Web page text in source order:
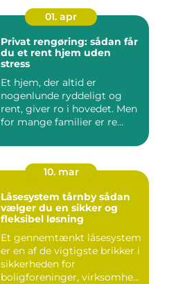
01. apr
Privat rengøring: sådan får
du et rent hjem uden
stress
Et hjem, der altid er
nogenlunde ryddeligt og
rent, giver ro i hovedet. Men
for mange familier er re...
10. mar
Låsesystem tårnby sådan
vælger du en sikker og
fleksibel løsning
Et gennemtænkt låsesystem
er en af de vigtigste brikker i
sikkerheden for
boligforeninger, virksomhe...